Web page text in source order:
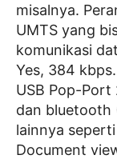
misalnya.
UMTS yang
komunikasi
Yes, 384
USB Pop-Port
dan bluetooth
lainnya
Document